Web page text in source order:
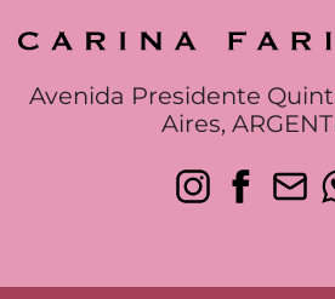
Avenida Presidente
Aires,